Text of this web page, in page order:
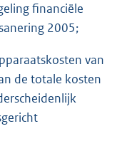
financiële
2005;
van
de totale kosten